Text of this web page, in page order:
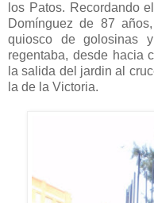
los Patos. Recordando
Domínguez de 87
quiosco de golosinas
regentaba, desde hacia
la salida del jardin al
la de la Victoria.